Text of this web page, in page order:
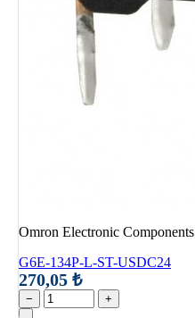
Omron Electronic Components
G6E-134P-L-ST-USDC24
270,05 ₺
− +